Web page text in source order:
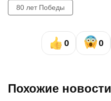
80 лет Победы
0 0
Похожие новости